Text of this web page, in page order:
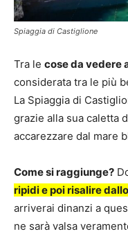
Spiaggia di Castiglione
Tra le cose da vedere
considerata tra le più
La Spiaggia di
grazie alla sua caletta
accarezzare dal mare
Come si raggiunge?
ripidi e poi risalire
arriverai dinanzi a
ne sarà valsa